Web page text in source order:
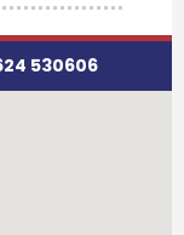
530606